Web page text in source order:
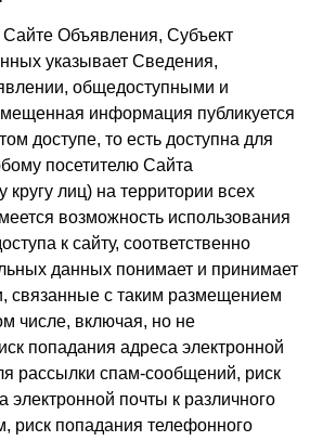
Объявления, Субъект
указывает Сведения,
общедоступными и
информация публикуется
доступе, то есть доступна для
посетителю Сайта
кругу лиц) на территории всех
возможность использования
к сайту, соответственно
данных понимает и принимает
связанные с таким размещением
числе, включая, но не
попадания адреса электронной
рассылки спам-сообщений, риск
электронной почты к различного
риск попадания телефонного